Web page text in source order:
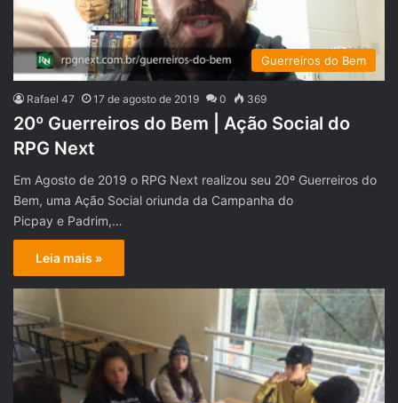
Guerreiros do Bem
Rafael 47 17 de agosto de 2019 0 369
20º Guerreiros do Bem | Ação Social do
RPG Next
Em Agosto de 2019 o RPG Next realizou seu 20º Guerreiros do
Bem, uma Ação Social oriunda da Campanha do
Picpay e Padrim,…
Leia mais »